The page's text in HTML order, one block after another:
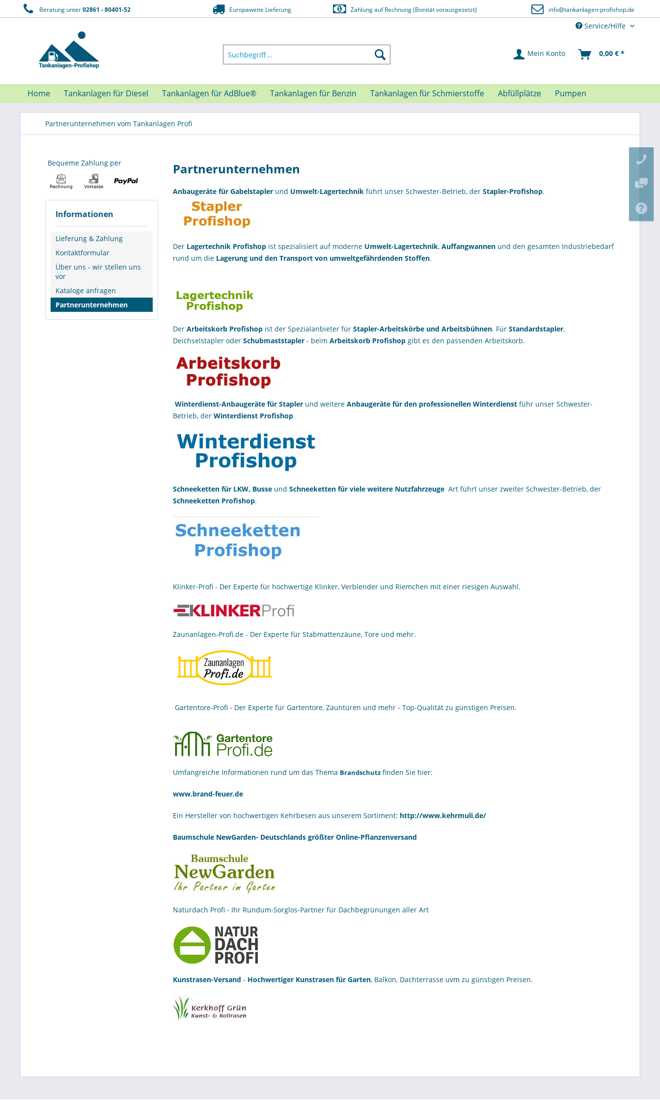
Beratung unter02861 - 80401-52 Europaweite Lieferung Zahlung auf Rechnung (Bonität vorausgesetzt) info@tankanlagen-profishop.de
Service/Hilfe
Mein Konto 0,00 € *
Home Tankanlagen für Diesel Tankanlagen für AdBlue® Tankanlagen für Benzin Tankanlagen für Schmierstoffe Abfüllplätze Pumpen
Partnerunternehmen vom Tankanlagen Profi
Bequeme Zahlung per
Informationen
Lieferung & Zahlung
Kontaktformular
Über uns - wir stellen uns
vor
Kataloge anfragen
Partnerunternehmen
Partnerunternehmen
Anbaugeräte für Gabelstapler und Umwelt-Lagertechnik führt unser Schwester-Betrieb, der Stapler-Profishop.
Der Lagertechnik Profishop ist spezialisiert auf moderne Umwelt-Lagertechnik, Auffangwannen und den gesamten Industriebedarf
rund um die Lagerung und den Transport von umweltgefährdenden Stoffen.
Der Arbeitskorb Profishop ist der Spezialanbieter für Stapler-Arbeitskörbe und Arbeitsbühnen. Für Standardstapler,
Deichselstapler oder Schubmaststapler - beim Arbeitskorb Profishop gibt es den passenden Arbeitskorb.
Winterdienst-Anbaugeräte für Stapler und weitere Anbaugeräte für den professionellen Winterdienst führ unser Schwester-
Betrieb, der Winterdienst Profishop.
Schneeketten für LKW, Busse und Schneeketten für viele weitere Nutzfahrzeuge Art führt unser zweiter Schwester-Betrieb, der
Schneeketten Profishop.
Klinker-Profi - Der Experte für hochwertige Klinker, Verblender und Riemchen mit einer riesigen Auswahl.
Zaunanlagen-Profi.de - Der Experte für Stabmattenzäune, Tore und mehr.
Gartentore-Profi - Der Experte für Gartentore, Zauntüren und mehr - Top-Qualität zu günstigen Preisen.
Umfangreiche Informationen rund um das Thema Brandschutz finden Sie hier:
www.brand-feuer.de
Ein Hersteller von hochwertigen Kehrbesen aus unserem Sortiment: http://www.kehrmuli.de/
Baumschule NewGarden- Deutschlands größter Online-Pflanzenversand
Naturdach Profi - Ihr Rundum-Sorglos-Partner für Dachbegrünungen aller Art
Kunstrasen-Versand - Hochwertiger Kunstrasen für Garten, Balkon, Dachterrasse uvm zu günstigen Preisen.